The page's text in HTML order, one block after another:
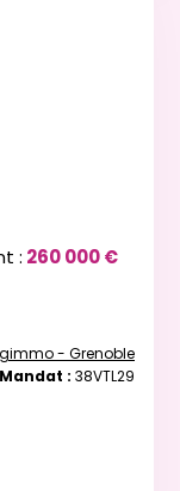
: 260 000 €
- Grenoble
Mandat : 38VTL29